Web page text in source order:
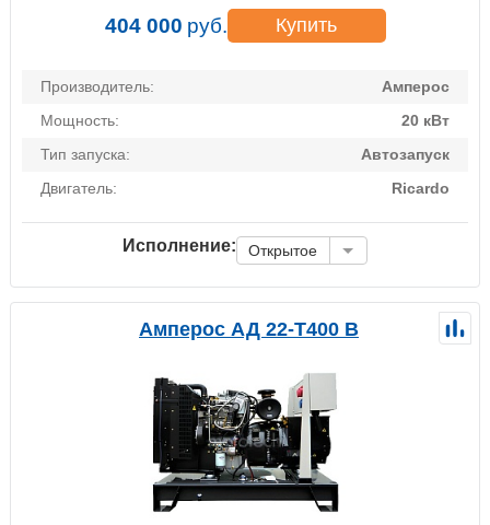
404 000 руб. Купить
Производитель:
Амперос
Мощность:
20 кВт
Тип запуска:
Автозапуск
Двигатель:
Ricardo
Исполнение: Открытое
Амперос АД 22-Т400 B